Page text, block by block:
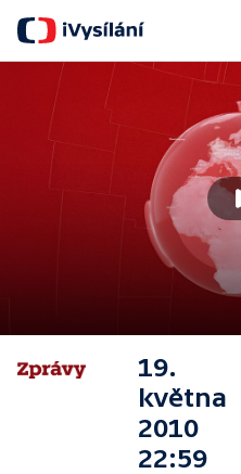
19.
května
2010
22:59